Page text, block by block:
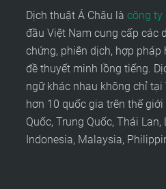
Dịch thuật Á Châu là công ty
đầu Việt Nam cung cấp các
chứng, phiên dịch, hợp pháp
đề thuyết minh lồng tiếng.
ngữ khác nhau không chỉ
hơn 10 quốc gia trên thế
Quốc, Trung Quốc, Thái Lan,
Indonesia, Malaysia,